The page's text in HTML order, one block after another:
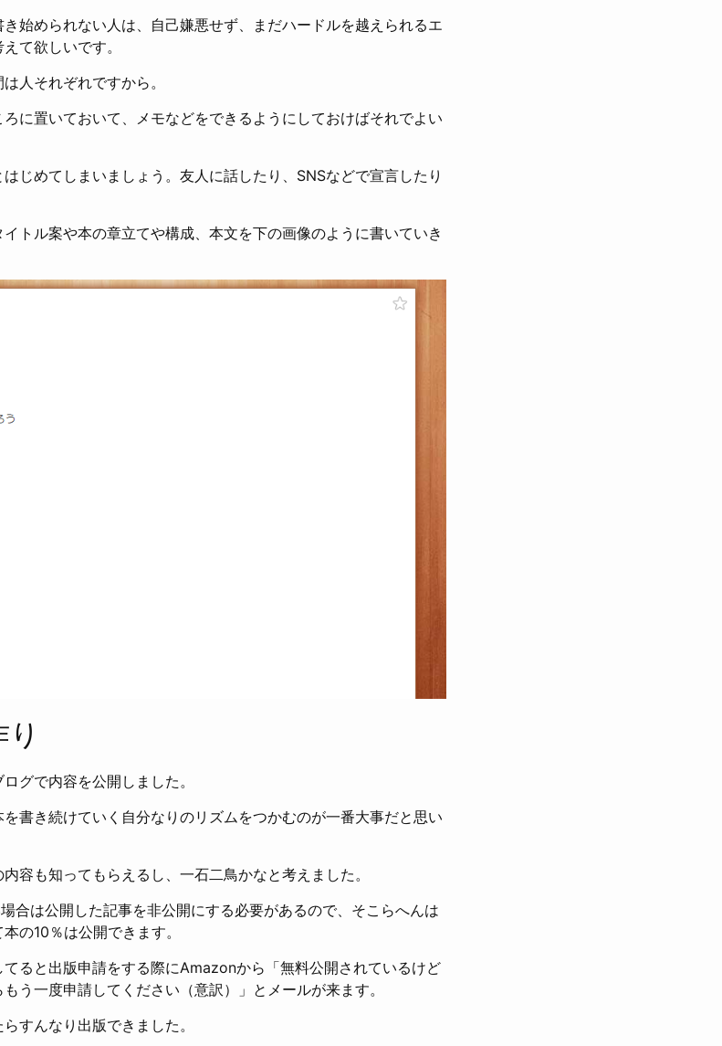
始められない人は、自己嫌悪せず、まだハードルを越えられるエ
て欲しいです。
人それぞれですから。
に置いておいて、メモなどをできるようにしておけばそれでよい
じめてしまいましょう。友人に話したり、SNSなどで宣言したり
トル案や本の章立てや構成、本文を下の画像のように書いていき
グで内容を公開しました。
書き続けていく自分なりのリズムをつかむのが一番大事だと思い
容も知ってもらえるし、一石二鳥かなと考えました。
合は公開した記事を非公開にする必要があるので、そこらへんは
の10％は公開できます。
ると出版申請をする際にAmazonから「無料公開されているけど
う一度申請してください（意訳）」とメールが来ます。
すんなり出版できました。